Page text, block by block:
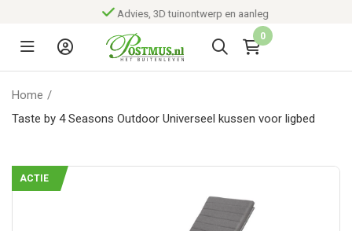
Advies, 3D tuinontwerp en aanleg
0
Home /
Taste by 4 Seasons Outdoor Universeel kussen voor ligbed
ACTIE